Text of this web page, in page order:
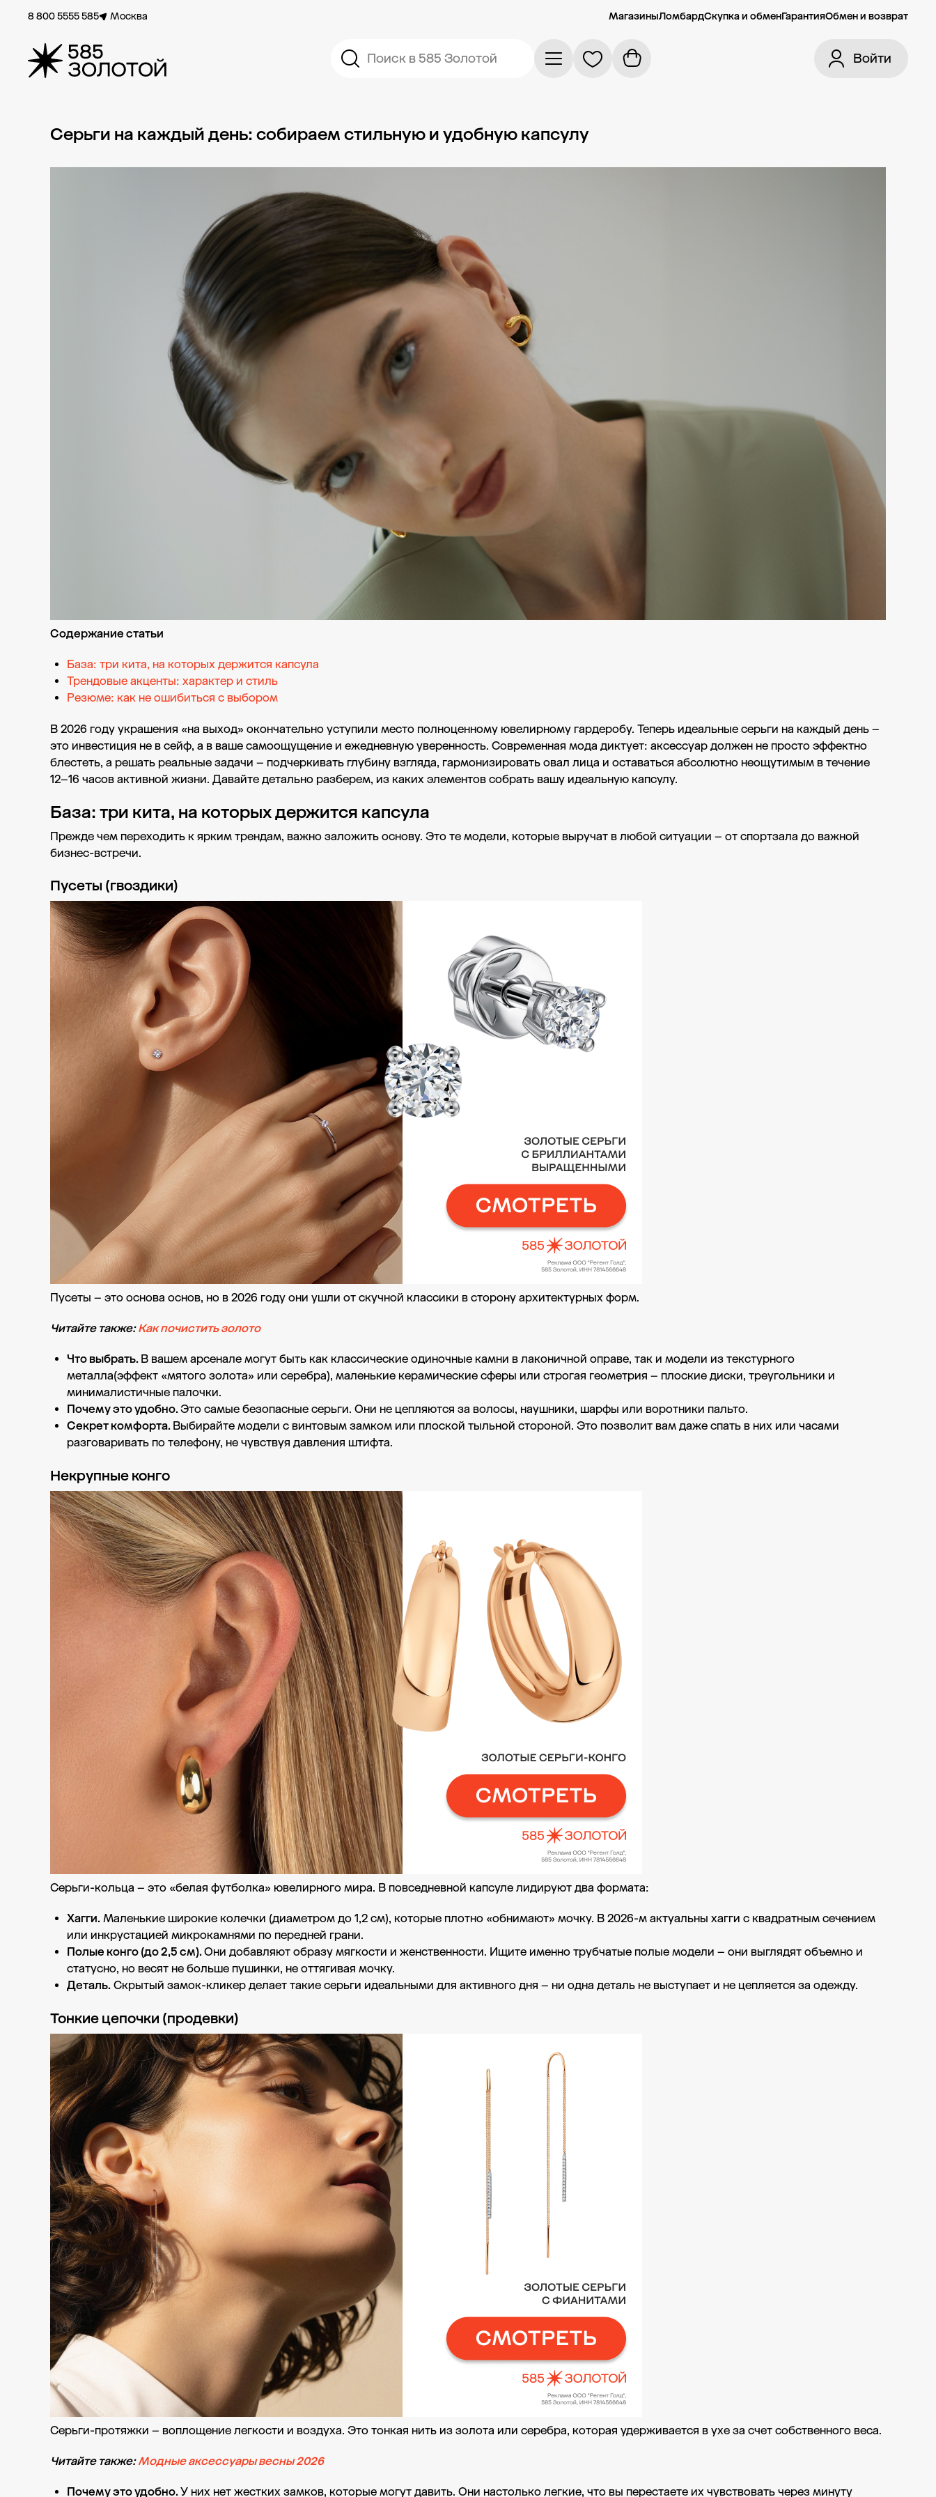
8 800 5555 585 Москва МагазиныЛомбардСкупка и обменГарантияОбмен и возврат
Поиск в 585 Золотой Войти
Серьги на каждый день: собираем стильную и удобную капсулу
Содержание статьи
База: три кита, на которых держится капсула
Трендовые акценты: характер и стиль
Резюме: как не ошибиться с выбором
В 2026 году украшения «на выход» окончательно уступили место полноценному ювелирному гардеробу. Теперь идеальные серьги на каждый день –
это инвестиция не в сейф, а в ваше самоощущение и ежедневную уверенность. Современная мода диктует: аксессуар должен не просто эффектно
блестеть, а решать реальные задачи – подчеркивать глубину взгляда, гармонизировать овал лица и оставаться абсолютно неощутимым в течение
12–16 часов активной жизни. Давайте детально разберем, из каких элементов собрать вашу идеальную капсулу.
База: три кита, на которых держится капсула
Прежде чем переходить к ярким трендам, важно заложить основу. Это те модели, которые выручат в любой ситуации – от спортзала до важной
бизнес-встречи.
Пусеты (гвоздики)
Пусеты – это основа основ, но в 2026 году они ушли от скучной классики в сторону архитектурных форм.
Читайте также:Как почистить золото
Что выбрать. В вашем арсенале могут быть как классические одиночные камни в лаконичной оправе, так и модели из текстурного
металла(эффект «мятого золота» или серебра), маленькие керамические сферы или строгая геометрия – плоские диски, треугольники и
минималистичные палочки.
Почему это удобно.Это самые безопасные серьги. Они не цепляются за волосы, наушники, шарфы или воротники пальто.
Секрет комфорта. Выбирайте модели с винтовым замком или плоской тыльной стороной. Это позволит вам даже спать в них или часами
разговаривать по телефону, не чувствуя давления штифта.
Некрупные конго
Серьги-кольца – это «белая футболка» ювелирного мира. В повседневной капсуле лидируют два формата:
Хагги. Маленькие широкие колечки (диаметром до 1,2 см), которые плотно «обнимают» мочку. В 2026-м актуальны хагги с квадратным сечением
или инкрустацией микрокамнями по передней грани.
Полые конго (до 2,5 см).Они добавляют образу мягкости и женственности. Ищите именно трубчатые полые модели – они выглядят объемно и
статусно, но весят не больше пушинки, не оттягивая мочку.
Деталь. Скрытый замок-кликер делает такие серьги идеальными для активного дня – ни одна деталь не выступает и не цепляется за одежду.
Тонкие цепочки (продевки)
Серьги-протяжки – воплощение легкости и воздуха. Это тонкая нить из золота или серебра, которая удерживается в ухе за счет собственного веса.
Читайте также:Модные аксессуары весны 2026
Почему это удобно.У них нет жестких замков, которые могут давить. Они настолько легкие, что вы перестаете их чувствовать через минуту